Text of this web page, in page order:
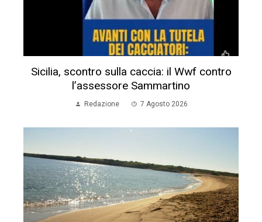
Sicilia, scontro sulla caccia: il Wwf contro
l’assessore Sammartino
Redazione 7 Agosto 2026